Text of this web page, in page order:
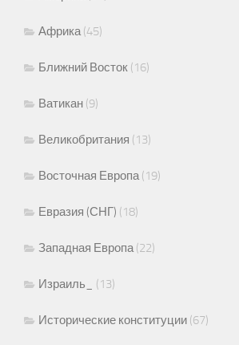
Африка(45)
Ближний Восток (16)
Ватикан (9)
Великобритания (13)
Восточная Европа(19)
Евразия (СНГ) (18)
Западная Европа(22)
Израиль_ (13)
Исторические конституции (67)